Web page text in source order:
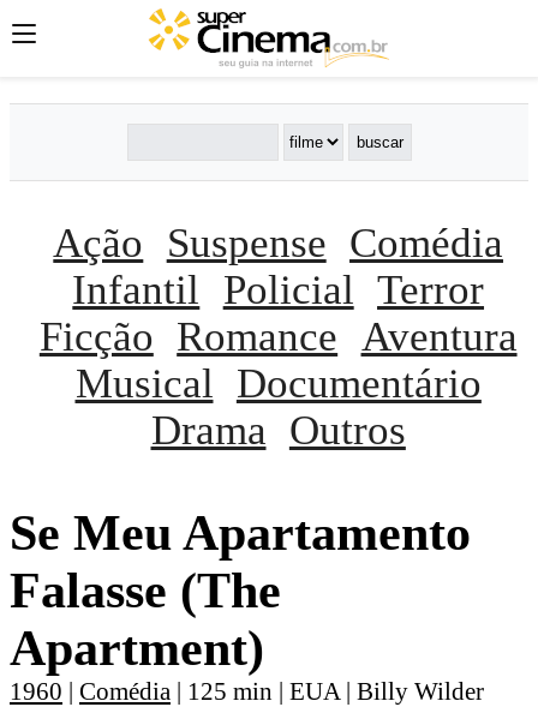
Ação Suspense Comédia
Infantil
Policial Terror
Ficção Romance Aventura
Musical
Documentário
Drama Outros
Se Meu Apartamento
Falasse (The
Apartment)
1960 | Comédia | 125 min | EUA | Billy Wilder